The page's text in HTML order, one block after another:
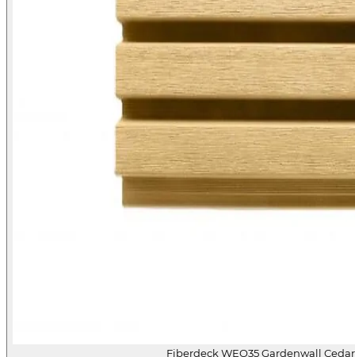
Fiberdeck WEO35 Gardenwall